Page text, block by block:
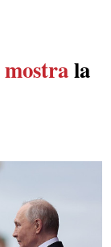
mostrala